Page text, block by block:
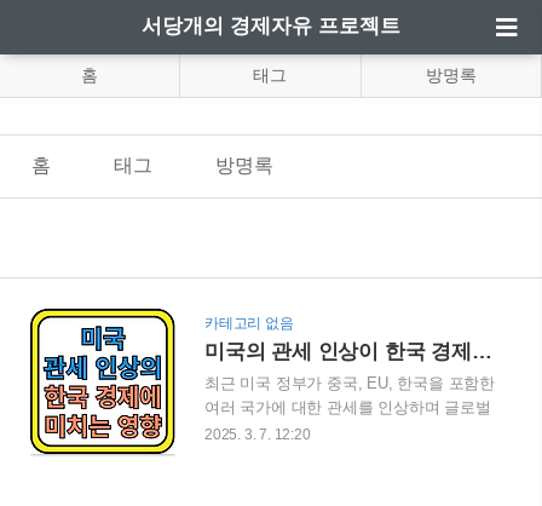
서당개의 경제자유 프로젝트
홈 태그 방명록
홈 태그 방명록
카테고리 없음
미국의 관세 인상이 한국 경제에 미치는 영향
최근 미국 정부가 중국, EU, 한국을 포함한
여러 국가에 대한 관세를 인상하며 글로벌
무역 환경이 급변하고 있습니다. 이에 따
2025. 3. 7. 12:20